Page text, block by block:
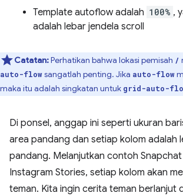
Template autoflow adalah 100% ,
adalah lebar jendela scroll
Catatan:Perhatikan bahwa lokasi pemisah /
auto-flowsangatlah penting. Jika auto-flow
maka itu adalah singkatan untuk grid-auto-
Di ponsel, anggap ini seperti ukuran
area pandang dan setiap kolom adalah
pandang. Melanjutkan contoh
Instagram Stories, setiap kolom akan
teman. Kita ingin cerita teman berlanjut